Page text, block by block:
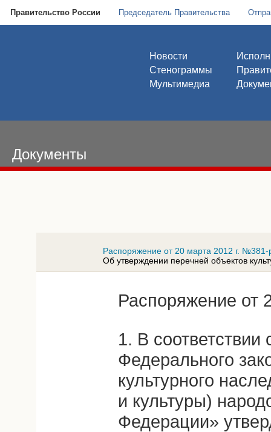
Правительство России Председатель Правительства
Новости
Стенограммы
Мультимедиа
Документы
Распоряжение от 20 марта 2012 г. №381-
Об утверждении перечней объектов
Распоряжение от
1. В соответствии
Федерального
культурного
и культуры)
Федерации»